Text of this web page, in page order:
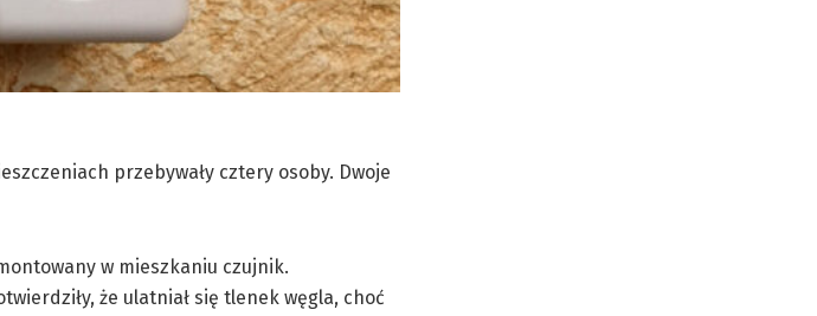
przebywały cztery osoby. Dwoje
w mieszkaniu czujnik.
że ulatniał się tlenek węgla, choć